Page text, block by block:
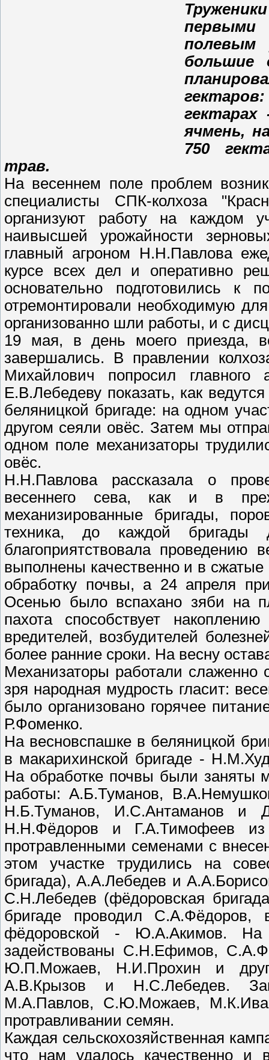
первыми
полевым
большие
ячмень,
750
трав.
На весеннем поле проблем
специалисты СПК-колхоза
организуют работу на каждом
наивысшей урожайности
главный агроном Н.Н.Павлова
курсе всех дел и оперативно
основательно подготовились к
отремонтировали необходимую
организованно шли работы, и с
19 мая, в день моего приезда,
завершались. В правлении
Михайлович попросил
Е.В.Лебедеву показать, как
беляницкой бригаде: на одном
другом сеяли овёс. Затем мы
одном поле механизаторы
овёс.
Н.Н.Павлова рассказала о
весеннего сева, как и в
механизированные бригады,
техника, до каждой бригады
благоприятствовала проведению
выполнены качественно и в
обработку почвы, а 24 апреля
Осенью было вспахано зяби на
пахота способствует
вредителей, возбудителей
более ранние сроки. На весну
Механизаторы работали слаженно
зря народная мудрость гласит:
было организовано горячее
Р.Фоменко.
На весновспашке в беляницкой
в макарихинской бригаде -
На обработке почвы были заняты
работы: А.Б.Туманов,
Н.Б.Туманов, И.С.Антаманов и
Н.Н.Фёдоров и Г.А.Тимофеев
протравленными семенами с
этом участке трудились на
бригада), А.А.Лебедев и
С.Н.Лебедев (фёдоровская
бригаде проводил
фёдоровской - Ю.А.Акимов. На
задействованы С.Н.Ефимов,
Ю.П.Можаев, Н.И.Прохин и
А.В.Крызов и Н.С.Лебедев.
М.А.Павлов, С.Ю.Можаев,
протравливании семян.
Каждая сельскохозяйственная
что нам удалось качественно и